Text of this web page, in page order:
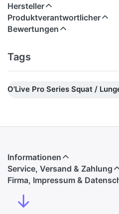
Hersteller
Produktverantwortlicher
Bewertungen
Tags
O'Live Pro Series Squat /
Informationen
Service, Versand & Zahlung
Firma, Impressum &
↓